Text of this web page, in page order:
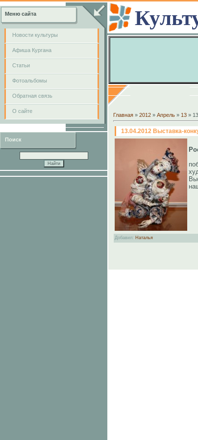
Меню сайта
Новости культуры
Афиша Кургана
Cтатьи
Фотоальбомы
Обратная связь
О сайте
Поиск
Главная » 2012 » Апрель » 13 »
13.04.2012 Выставка-
Добавил: Наталья